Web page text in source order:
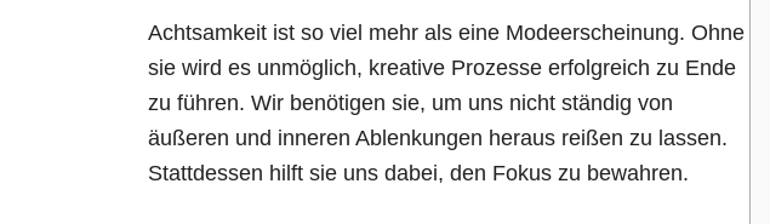
Achtsamkeit ist so viel mehr als eine Modeerscheinung. Ohne
sie wird es unmöglich, kreative Prozesse erfolgreich zu Ende
zu führen. Wir benötigen sie, um uns nicht ständig von
äußeren und inneren Ablenkungen heraus reißen zu lassen.
Stattdessen hilft sie uns dabei, den Fokus zu bewahren.